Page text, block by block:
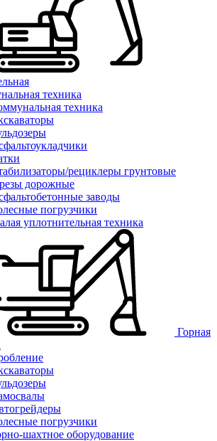
техника
техника
рециклеры грунтовые
дорожные
заводы
погрузчики
уплотнительная техника
Горная
погрузчики
шахтное оборудование